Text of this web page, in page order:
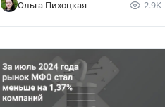
Ольга Пихоцкая 2.9K